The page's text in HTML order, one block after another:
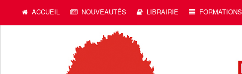
ACCUEIL NOUVEAUTÉS LIBRAIRIE FORMATIONS